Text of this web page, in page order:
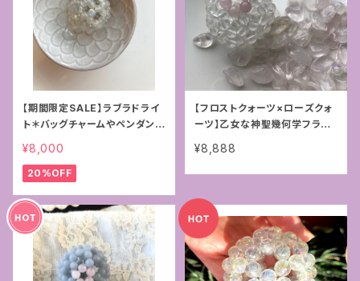
【期間限定SALE】ラブラドライ
ト＊バッグチャームやペンダント
m
¥8,000
20%OFF
【フロストクォーツ×ローズクォ
ーツ】乙女な神聖幾何学フラー
¥8,888